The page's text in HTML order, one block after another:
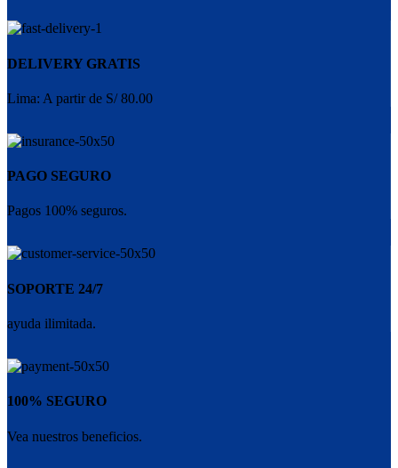
DELIVERY GRATIS
Lima: A partir de S/ 80.00
PAGO SEGURO
Pagos 100% seguros.
SOPORTE 24/7
ayuda ilimitada.
100% SEGURO
Vea nuestros beneficios.